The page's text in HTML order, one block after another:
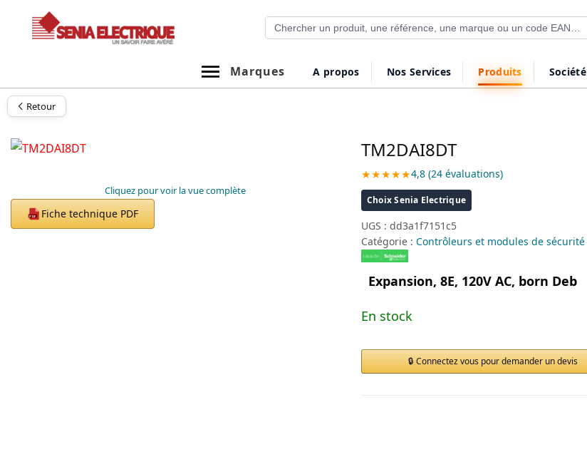
Recherche de produits
Marques
A propos Nos Services Produits Société
Retour
Cliquez pour voir la vue complète
PDF Fiche technique PDF
TM2DAI8DT
★★★★★4,8 (24 évaluations)
Choix Senia Electrique
UGS : dd3a1f7151c5
Catégorie : Contrôleurs et modules de sécurité
Expansion, 8E, 120V AC, born Deb
En stock
Connectez vous pour demander un devis